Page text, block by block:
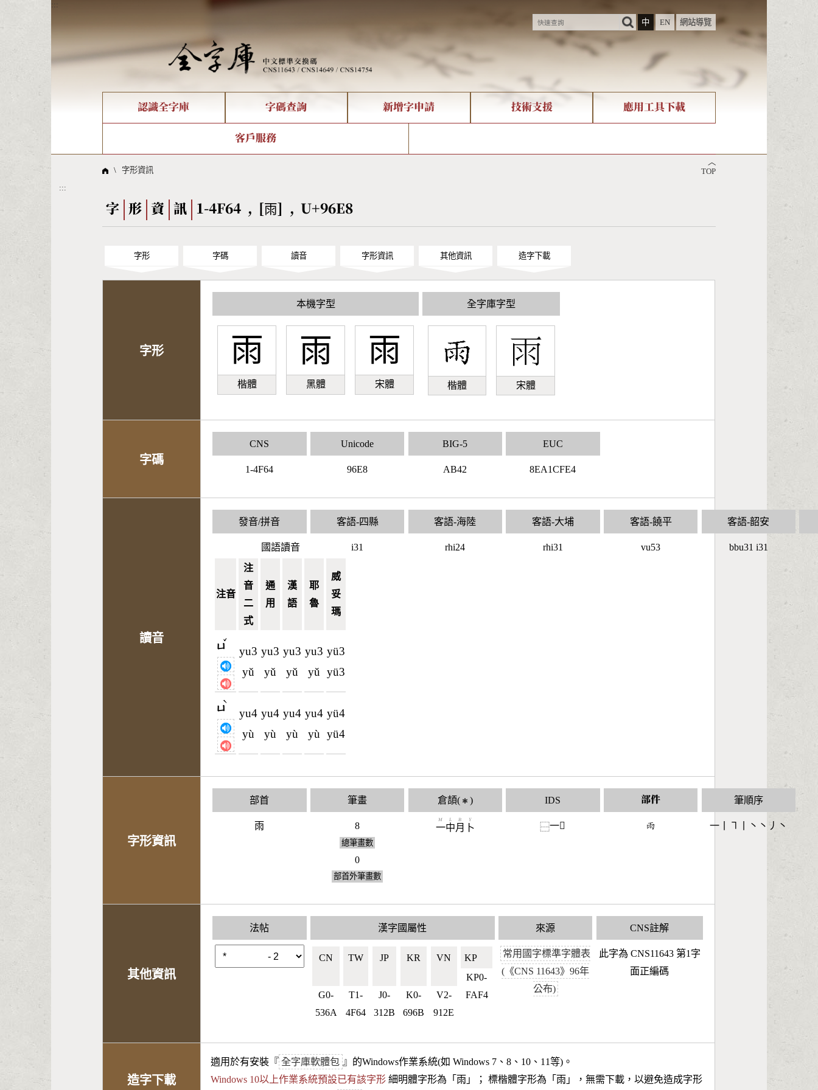
:::
中
EN 網站導覽
認識全字庫
全字庫現況
線上教學
字碼查詢
部件查詢
倉頡查詢
Big5查詢 拼音查詢
新增字申請 技術支援
造字解決方案
應用工具下載
字形下載
客戶服務
問題集
︿
TOP
\ 字形資訊
:::
字 形 資 訊 1-4F64 , [雨] , U+96E8
字形 字碼 讀音 字形資訊 其他資訊 造字下載
字形
本機字型
雨
楷體
雨
黑體
雨
宋體
全字庫字型
楷體 宋體
字碼
CNS
1-4F64
Unicode
96E8
BIG-5
AB42
EUC
8EA1CFE4
讀音
發音/拼音
國語讀音
注音
注
音
二
式
通
用
漢
語
耶
魯
威
妥
瑪
ㄩ
ˇ
yu3
yǔ
yu3
yǔ
yu3
yǔ
yu3
yǔ
yü3
yü3
ㄩ
ˋ
yu4
yù
yu4
yù
yu4
yù
yu4
yù
yü4
yü4
客語-四縣
i31
客語-海陸
rhi24
客語-大埔
rhi31
客語-饒平
vu53
客語-韶安
bbu31 i31
字形資訊
部首
雨
筆畫
8
總筆畫數
0
部首外筆畫數
倉頡( ✱ )
一
M
中
L
月
B
卜
Y
IDS
⿱一𠕒
部件
󶇄
筆順序
一丨㇕丨丶丶丿丶
其他資訊
法帖 漢字國屬性
CN
G0-
536A
TW
T1-
4F64
JP
J0-
312B
KR
K0-
696B
VN
V2-
912E
KP🇰🇵
KP0-
FAF4
來源
常用國字標準字體表
(《CNS 11643》96年
公布)
CNS註解
此字為 CNS11643 第1字
面正編碼
造字下載
適用於有安裝『 全字庫軟體包 』的Windows作業系統(如 Windows 7、8、10、11等)。
Windows 10以上作業系統預設已有該字形 細明體字形為「 雨 」； 標楷體字形為「 雨 」，無需下載，以避免造成字形